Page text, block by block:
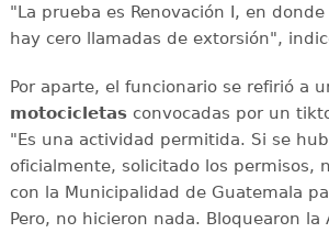
"La prueba es Renovación I, en
hay cero llamadas de extorsión",
Por aparte, el funcionario se refirió a
motocicletasconvocadas por un
"Es una actividad permitida. Si se
oficialmente, solicitado los permisos,
con la Municipalidad de Guatemala
Pero, no hicieron nada. Bloquearon la